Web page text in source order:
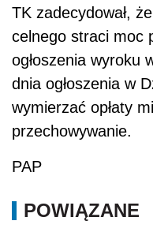
TK zadecydował,
celnego straci moc
ogłoszenia wyroku
dnia ogłoszenia w
wymierzać opłaty
przechowywanie.
PAP
POWIĄZANE